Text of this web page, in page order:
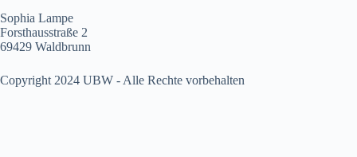
Sophia Lampe
Forsthausstraße 2
69429 Waldbrunn
Copyright 2024 UBW - Alle Rechte vorbehalten